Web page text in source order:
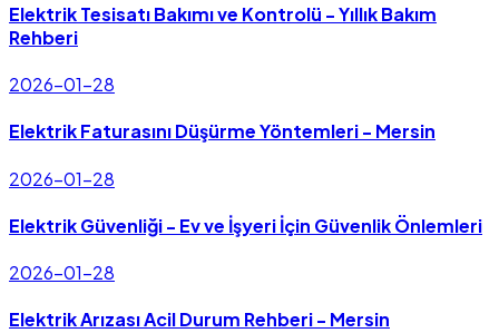
Elektrik Tesisatı Bakımı ve Kontrolü - Yıllık Bakım
Rehberi
2026-01-28
Elektrik Faturasını Düşürme Yöntemleri - Mersin
2026-01-28
Elektrik Güvenliği - Ev ve İşyeri İçin Güvenlik Önlemleri
2026-01-28
Elektrik Arızası Acil Durum Rehberi - Mersin